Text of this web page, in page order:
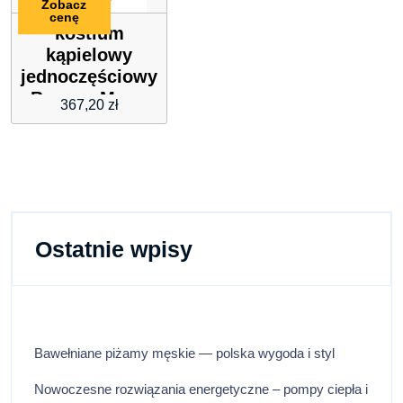
kostium
kąpielowy
jednoczęściowy
Banana Moon
LAUMI
367,20 zł
Zobacz
cenę
Ostatnie wpisy
Bawełniane piżamy męskie — polska wygoda i styl
Nowoczesne rozwiązania energetyczne – pompy ciepła i